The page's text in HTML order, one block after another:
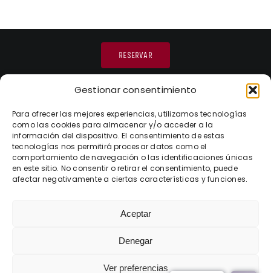
Gestionar consentimiento
Para ofrecer las mejores experiencias, utilizamos tecnologías
como las cookies para almacenar y/o acceder a la
información del dispositivo. El consentimiento de estas
tecnologías nos permitirá procesar datos como el
comportamiento de navegación o las identificaciones únicas
en este sitio. No consentir o retirar el consentimiento, puede
afectar negativamente a ciertas características y funciones.
Aceptar
Denegar
Ver preferencias
RESERVAR
¡Vinos únicos, historias intensas!
Condiciones contratación Aviso legal